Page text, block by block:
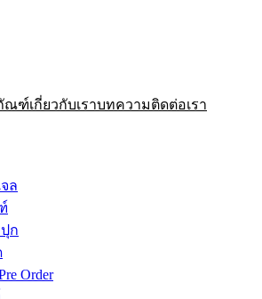
ณฑ์เกี่ยวกับเราบทความติดต่อเรา
ล
ก
Order